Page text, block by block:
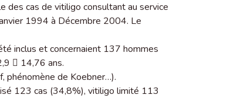
des cas de vitiligo consultant au service
1994 à Décembre 2004. Le
inclus et concernaient 137 hommes
 14,76 ans.
phénomène de Koebner…).
123 cas (34,8%), vitiligo limité 113